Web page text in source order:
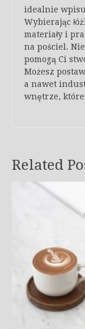
idealnie
Wybierając
materiały i
na pościel.
pomogą Ci
Możesz
a nawet
wnętrze,
Related